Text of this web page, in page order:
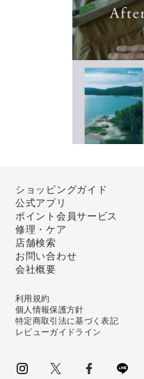
ショッピングガイド
公式アプリ
ポイント会員サービス
修理・ケア
店舗検索
お問い合わせ
会社概要
利用規約
個人情報保護方針
特定商取引法に基づく表記
レビューガイドライン